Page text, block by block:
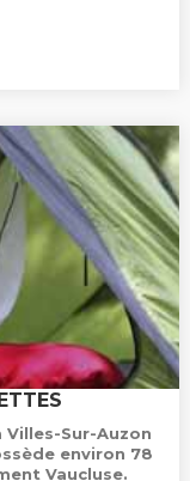
Sur-Auzon
environ 78
Vaucluse.